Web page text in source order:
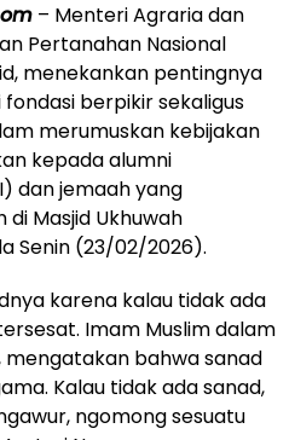
– Menteri Agraria dan
Pertanahan Nasional
menekankan pentingnya
berpikir sekaligus
merumuskan kebijakan
kepada alumni
dan jemaah yang
di Masjid Ukhuwah
Senin (23/02/2026).
karena kalau tidak ada
Imam Muslim dalam
mengatakan bahwa sanad
Kalau tidak ada sanad,
ngomong sesuatu